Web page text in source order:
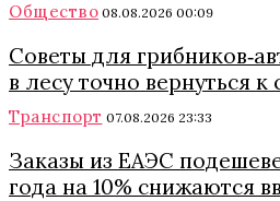
Общество 08.08.2026 00:09
Советы для
в лесу точно вернуться к
Транспорт 07.08.2026 23:33
Заказы из ЕАЭС
года на 10% снижаются